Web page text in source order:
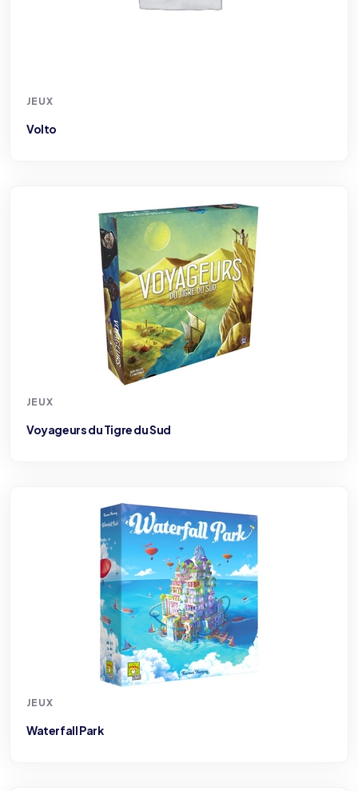
JEUX
Volto
JEUX
Voyageurs du Tigre du Sud
JEUX
Waterfall Park